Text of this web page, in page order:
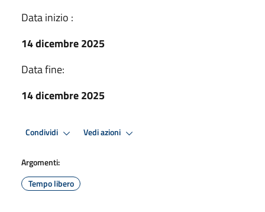
Data inizio :
14 dicembre 2025
Data fine:
14 dicembre 2025
Condividi Vedi azioni
Argomenti:
Tempo libero